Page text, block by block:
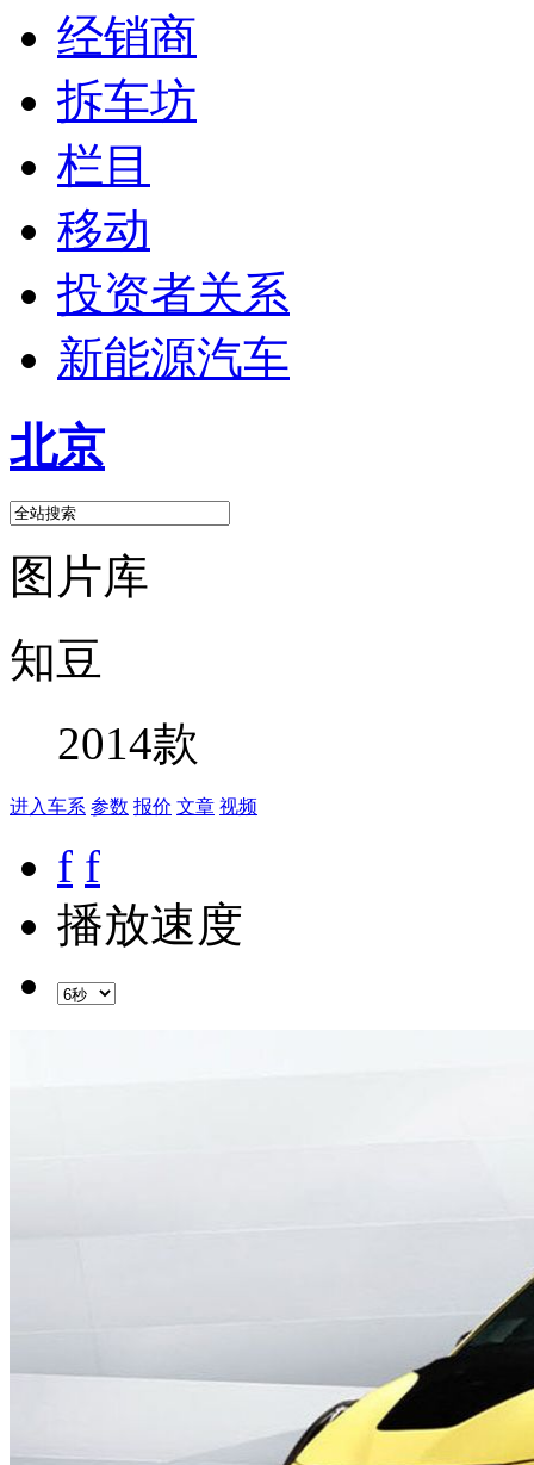
经销商
拆车坊
栏目
移动
投资者关系
新能源汽车
北京
图片库
知豆
2014款
进入车系 参数 报价 文章 视频
f f
播放速度